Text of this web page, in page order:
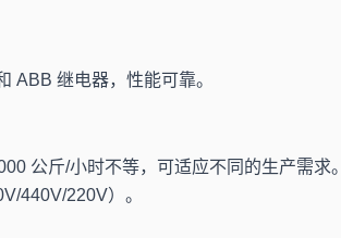
ABB 继电器，性能可靠。
公斤/小时不等，可适应不同的生产需求。
440V/220V）。